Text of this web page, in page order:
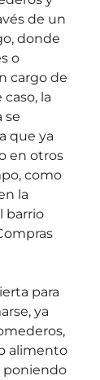
de un
donde
o
cargo de
la
se
que ya
en otros
como
la
barrio
para
ya
alimento
poniendo